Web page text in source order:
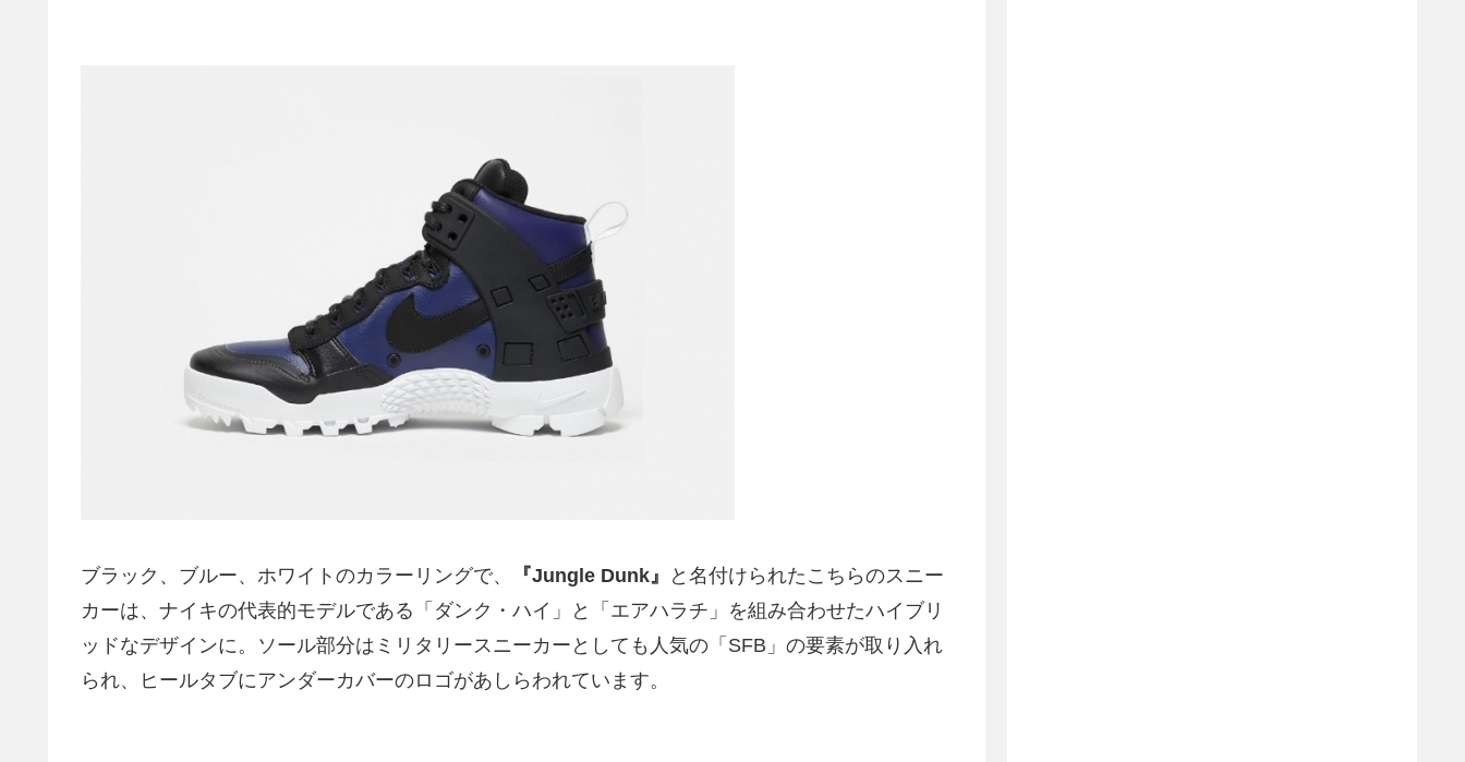
ブラック、ブルー、ホワイトのカラーリングで、 『Jungle Dunk』
と名付けられたこちらのスニー
カーは、ナイキの代表的モデルである「ダンク・ハイ」と「エアハラチ」を組み合わせたハイブリ
ッドなデザインに。ソール部分はミリタリースニーカーとしても人気の「SFB」の要素が取り入れ
られ、ヒールタブにアンダーカバーのロゴがあしらわれています。